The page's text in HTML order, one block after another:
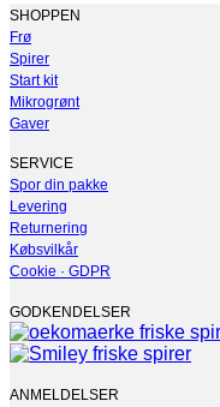
SHOPPEN
Frø
Spirer
Start kit
Mikrogrønt
Gaver
SERVICE
Spor din pakke
Levering
Returnering
Købsvilkår
Cookie · GDPR
GODKENDELSER
ANMELDELSER